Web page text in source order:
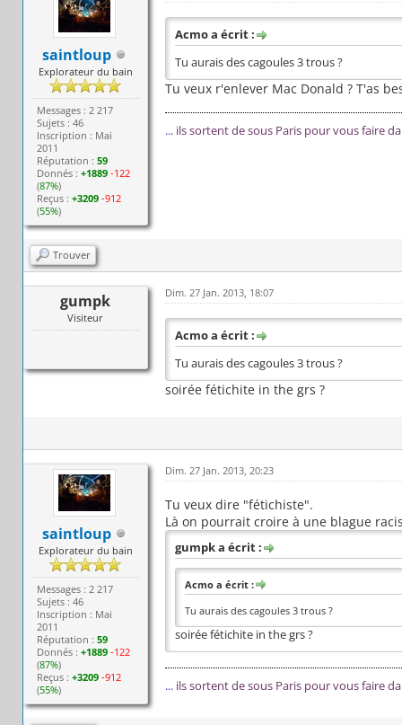
saintloup
Explorateur du bain
Messages : 2 217
Sujets : 46
Inscription : Mai
2011
Réputation :59
Donnés :+1889 -122
(87%)
Reçus :+3209 -912
(55%)
Acmo a écrit :
Tu aurais des cagoules 3 trous ?
Tu veux r'enlever Mac Donald ? T'as
... ils sortent de sous Paris pour vous faire
Trouver
gumpk
Visiteur
Dim. 27 Jan. 2013, 18:07
Acmo a écrit :
Tu aurais des cagoules 3 trous ?
soirée fétichite in the grs ?
saintloup
Explorateur du bain
Messages : 2 217
Sujets : 46
Inscription : Mai
2011
Réputation :59
Donnés :+1889 -122
(87%)
Reçus :+3209 -912
(55%)
Dim. 27 Jan. 2013, 20:23
Tu veux dire "fétichiste".
Là on pourrait croire à une blague
gumpk a écrit :
Acmo a écrit :
Tu aurais des cagoules 3 trous ?
soirée fétichite in the grs ?
... ils sortent de sous Paris pour vous faire